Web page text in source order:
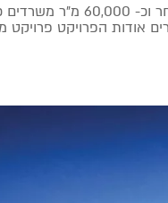
אודות הפרויקט